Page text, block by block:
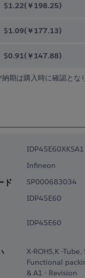
$1.22(￥198.25)
$1.09(￥177.13)
$0.91(￥147.88)
期は購入時に確認とな
IDP45E60XKSA1
Infineon
ド SP000683034
IDP45E60
IDP45E60
X-ROHS,K -Tube,
Functional
& A1 - Revision